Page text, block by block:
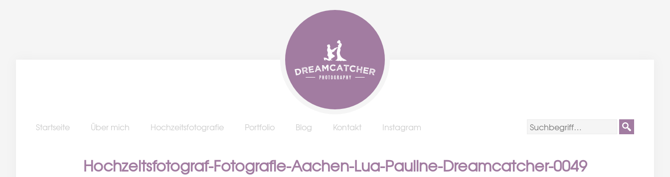
Startseite Über mich Hochzeitsfotografie Portfolio Blog Kontakt Instagram
Hochzeitsfotograf-Fotografie-Aachen-Lua-Pauline-Dreamcatcher-0049